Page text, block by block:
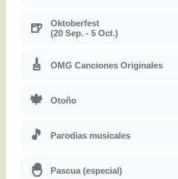
🍺
Oktoberfest
(20 Sep. - 5 Oct.)
🎸 OMG Canciones Originales
🍁 Otoño
🎵 Parodias musicales
🐣 Pascua (especial)